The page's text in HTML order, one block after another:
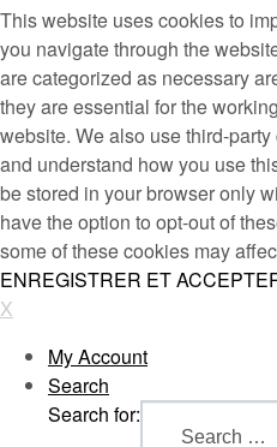
This website uses cookies to
you navigate through the
are categorized as necessary
they are essential for the
website. We also use third-
and understand how you use
be stored in your browser only
have the option to opt-out of
some of these cookies may
ENREGISTRER ET
X
My Account
Search
Search for: